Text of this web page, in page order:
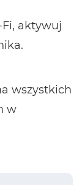
Fi, aktywuj
wszystkich
w